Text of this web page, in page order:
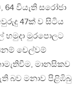
64 වියැති සරෝජා
47ක් ව සිටිය
හමුදා මුරපොලට
චෙල්වම්
මානසිකව
බව මනාව පිළිඹිබු